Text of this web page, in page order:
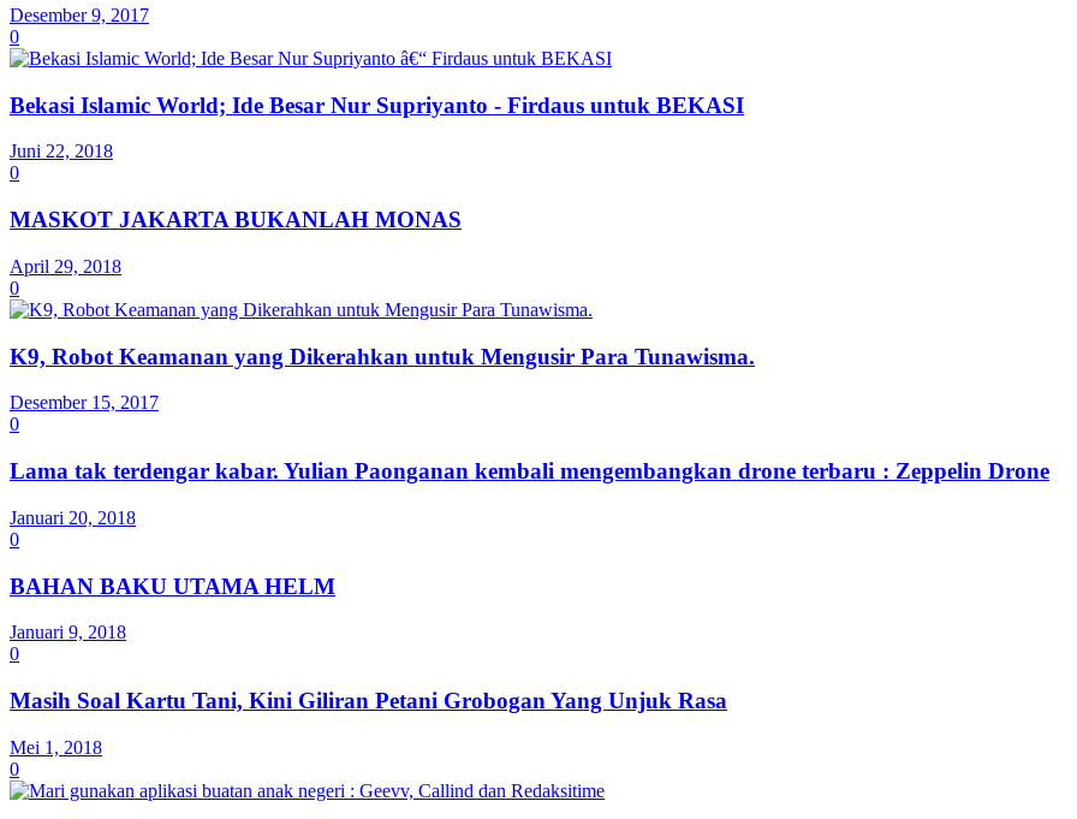
Desember 9, 2017
0
Bekasi Islamic World; Ide Besar Nur Supriyanto - Firdaus untuk BEKASI
Juni 22, 2018
0
MASKOT JAKARTA BUKANLAH MONAS
April 29, 2018
0
K9, Robot Keamanan yang Dikerahkan untuk Mengusir Para Tunawisma.
Desember 15, 2017
0
Lama tak terdengar kabar. Yulian Paonganan kembali mengembangkan drone terbaru : Zeppelin Drone
Januari 20, 2018
0
BAHAN BAKU UTAMA HELM
Januari 9, 2018
0
Masih Soal Kartu Tani, Kini Giliran Petani Grobogan Yang Unjuk Rasa
Mei 1, 2018
0